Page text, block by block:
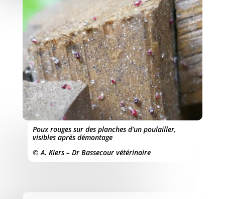
Poux rouges sur des planches d’un poulailler,
visibles après démontage
© A. Kiers – Dr Bassecour vétérinaire